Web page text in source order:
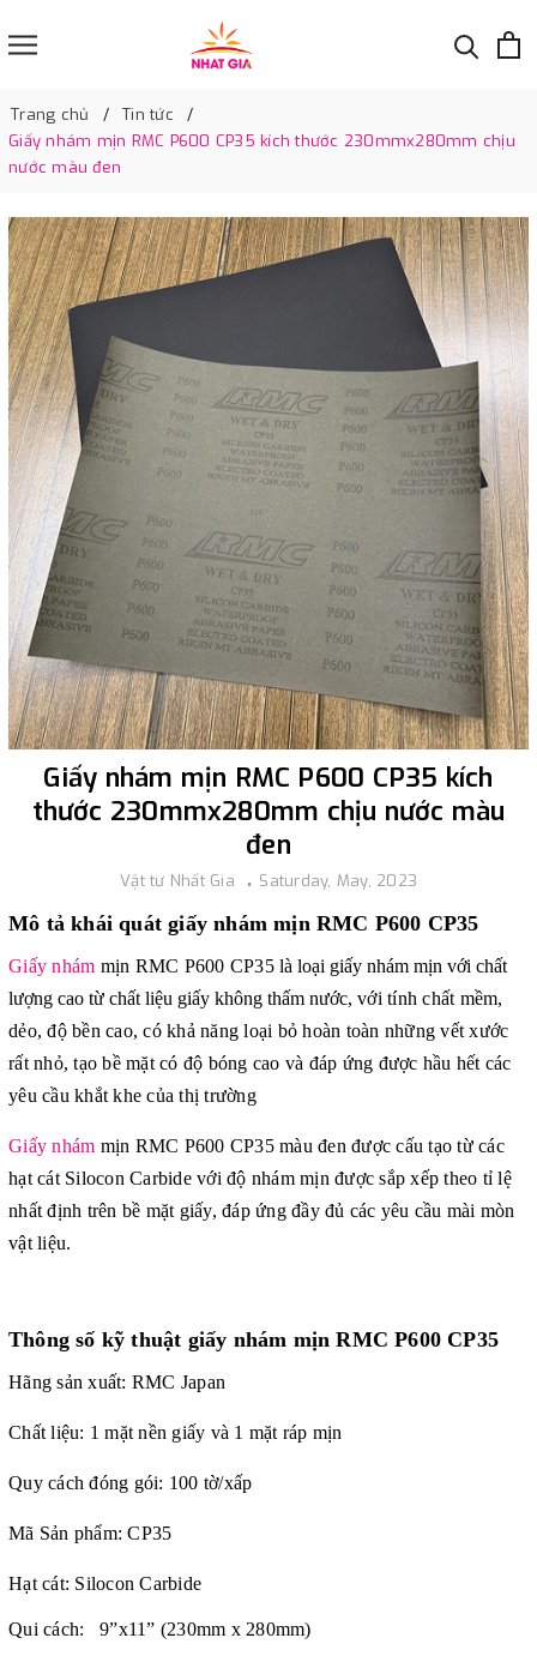
Trang chủ
Tin tức
Giấy nhám mịn RMC P600 CP35 kích thước 230mmx280mm chịu
nước màu đen
Giấy nhám mịn RMC P600 CP35 kích
thước 230mmx280mm chịu nước màu
đen
Vật tư Nhất Gia Saturday, May, 2023
Mô tả khái quát giấy nhám mịn RMC P600 CP35
Giấy nhám mịn RMC P600 CP35là loại giấy nhám mịn với chất
lượng cao từ chất liệu giấy không thấm nước, với tính chất mềm,
dẻo, độ bền cao, có khả năng loại bỏ hoàn toàn những vết xước
rất nhỏ, tạo bề mặt có độ bóng cao và đáp ứng được hầu hết các
yêu cầu khắt khe của thị trường
Giấy nhám mịn RMC P600 CP35 màu đen được cấu tạo từ các
hạt cát Silocon Carbide với độ nhám mịn được sắp xếp theo tỉ lệ
nhất định trên bề mặt giấy, đáp ứng đầy đủ các yêu cầu mài mòn
vật liệu.
Thông số kỹ thuật giấy nhám mịn RMC P600 CP35
Hãng sản xuất: RMC Japan
Chất liệu: 1 mặt nền giấy và 1 mặt ráp mịn
Quy cách đóng gói: 100 tờ/xấp
Mã Sản phẩm: CP35
Hạt cát: Silocon Carbide
Qui cách: 9”x11” (230mm x 280mm)